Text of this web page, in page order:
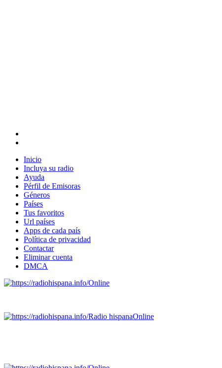
Inicio
Incluya su radio
Ayuda
Pérfil de Emisoras
Géneros
Países
Tus favoritos
Url países
Apps de cada país
Política de privacidad
Contactar
Eliminar cuenta
DMCA
Online
Radio hispanaOnline